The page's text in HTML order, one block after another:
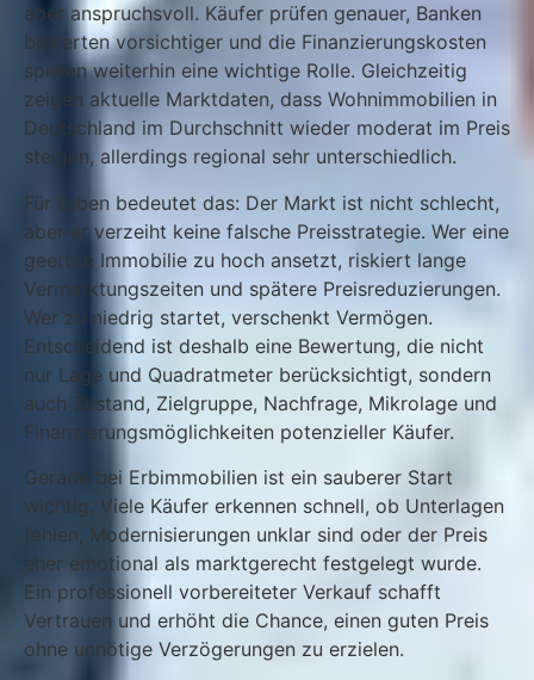
aber anspruchsvoll. Käufer prüfen genauer, Banken
bewerten vorsichtiger und die Finanzierungskosten
spielen weiterhin eine wichtige Rolle. Gleichzeitig
zeigen aktuelle Marktdaten, dass Wohnimmobilien in
Deutschland im Durchschnitt wieder moderat im Preis
steigen, allerdings regional sehr unterschiedlich.
Für Erben bedeutet das: Der Markt ist nicht schlecht,
aber er verzeiht keine falsche Preisstrategie. Wer eine
geerbte Immobilie zu hoch ansetzt, riskiert lange
Vermarktungszeiten und spätere Preisreduzierungen.
Wer zu niedrig startet, verschenkt Vermögen.
Entscheidend ist deshalb eine Bewertung, die nicht
nur Lage und Quadratmeter berücksichtigt, sondern
auch Zustand, Zielgruppe, Nachfrage, Mikrolage und
Finanzierungsmöglichkeiten potenzieller Käufer.
Gerade bei Erbimmobilien ist ein sauberer Start
wichtig. Viele Käufer erkennen schnell, ob Unterlagen
fehlen, Modernisierungen unklar sind oder der Preis
eher emotional als marktgerecht festgelegt wurde.
Ein professionell vorbereiteter Verkauf schafft
Vertrauen und erhöht die Chance, einen guten Preis
ohne unnötige Verzögerungen zu erzielen.